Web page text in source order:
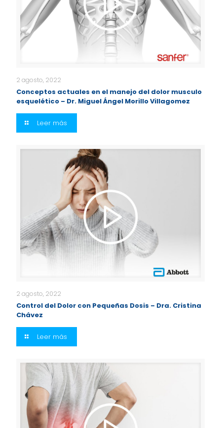
2 agosto, 2022
Conceptos actuales en el manejo del dolor musculo
esquelético – Dr. Miguel Ángel Morillo Villagomez
Leer más
2 agosto, 2022
Control del Dolor con Pequeñas Dosis – Dra. Cristina
Chávez
Leer más